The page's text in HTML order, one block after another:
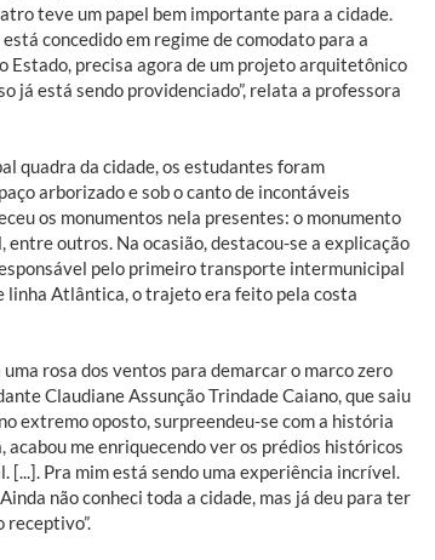
teve um papel bem importante para a cidade.
concedido em regime de comodato para a
Estado, precisa agora de um projeto arquitetônico
já está sendo providenciado”, relata a professora
quadra da cidade, os estudantes foram
arborizado e sob o canto de incontáveis
os monumentos nela presentes: o monumento
outros. Na ocasião, destacou-se a explicação
pelo primeiro transporte intermunicipal
linha Atlântica, o trajeto era feito pela costa
rosa dos ventos para demarcar o marco zero
Claudiane Assunção Trindade Caiano, que saiu
extremo oposto, surpreendeu-se com a história
acabou me enriquecendo ver os prédios históricos
Pra mim está sendo uma experiência incrível.
não conheci toda a cidade, mas já deu para ter
receptivo”.